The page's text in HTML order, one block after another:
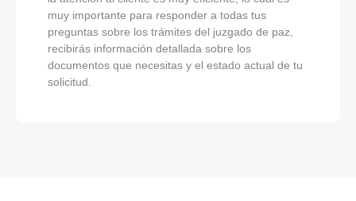
muy importante para responder a todas tus
preguntas sobre los trámites del juzgado de paz,
recibirás información detallada sobre los
documentos que necesitas y el estado actual de tu
solicitud.